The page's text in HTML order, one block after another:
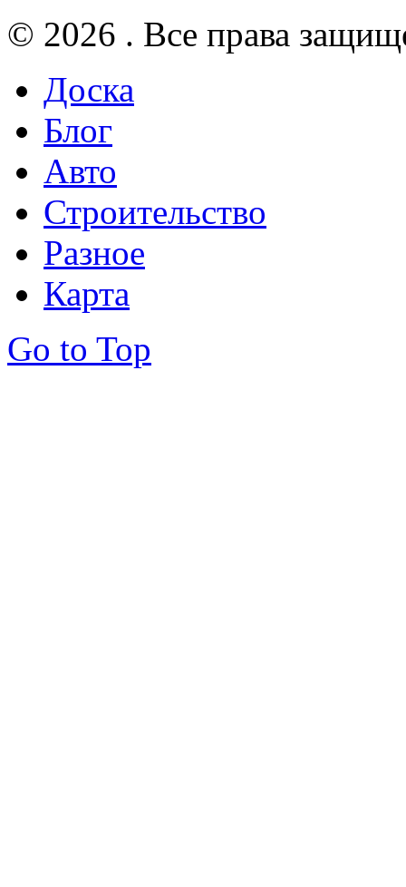
© 2026 . Все права
Доска
Блог
Авто
Строительство
Разное
Карта
Go to Top